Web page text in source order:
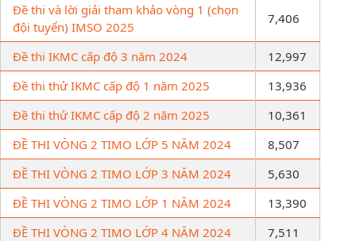
Đề thi và lời giải tham khảo vòng 1 (chọn
đội tuyển) IMSO 2025
7,406
Đề thi IKMC cấp độ 3 năm 2024
12,997
Đề thi thử IKMC cấp độ 1 năm 2025
13,936
Đề thi thử IKMC cấp độ 2 năm 2025
10,361
ĐỀ THI VÒNG 2 TIMO LỚP 5 NĂM 2024
8,507
ĐỀ THI VÒNG 2 TIMO LỚP 3 NĂM 2024
5,630
ĐỀ THI VÒNG 2 TIMO LỚP 1 NĂM 2024
13,390
ĐỀ THI VÒNG 2 TIMO LỚP 4 NĂM 2024
7,511